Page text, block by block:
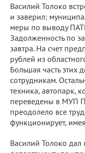
Василий Толоко
и заверил:
меры по выводу
Задолженность по
завтра. На счет
рублей из
Большая часть этих
сотрудникам.
техника, автопарк,
переведены в МУП
преодолело все
функционирует,
Василий Толоко дал